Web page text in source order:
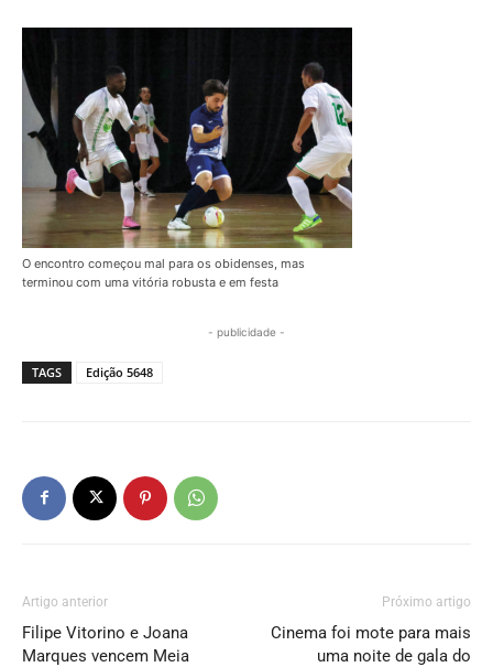
O encontro começou mal para os obidenses, mas
terminou com uma vitória robusta e em festa
- publicidade -
TAGS Edição 5648
Artigo anterior
Filipe Vitorino e Joana
Marques vencem Meia
Próximo artigo
Cinema foi mote para mais
uma noite de gala do